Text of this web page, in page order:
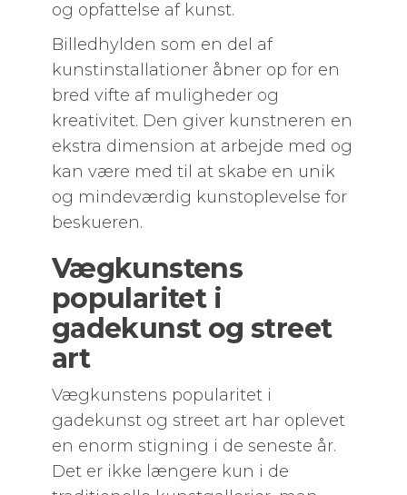
og opfattelse af kunst.
Billedhylden som en del af
kunstinstallationer åbner op for en
bred vifte af muligheder og
kreativitet. Den giver kunstneren en
ekstra dimension at arbejde med og
kan være med til at skabe en unik
og mindeværdig kunstoplevelse for
beskueren.
Vægkunstens
popularitet i
gadekunst og street
art
Vægkunstens popularitet i
gadekunst og street art har oplevet
en enorm stigning i de seneste år.
Det er ikke længere kun i de